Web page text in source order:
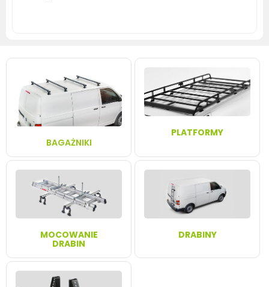
BAGAŻNIKI
PLATFORMY
MOCOWANIE
DRABIN
DRABINY